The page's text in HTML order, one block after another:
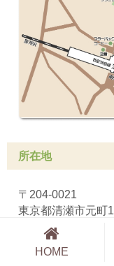
所在地
〒204-0021
東京都清瀬市元町
駐車場
HOME